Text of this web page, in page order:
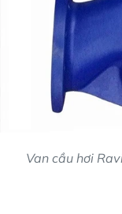
Van cầu hơi